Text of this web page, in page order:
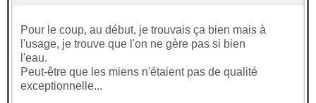
Pour le coup, au début, je trouvais ça bien mais à
l'usage, je trouve que l'on ne gère pas si bien
l'eau.
Peut-être que les miens n'étaient pas de qualité
exceptionnelle...